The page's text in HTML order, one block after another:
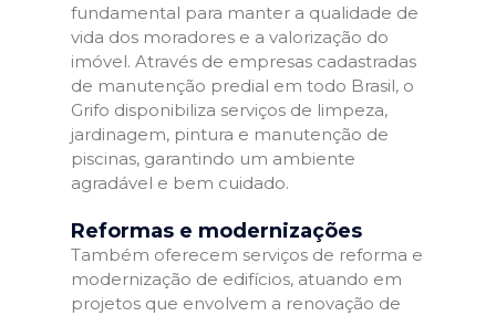
fundamental para manter a qualidade de
vida dos moradores e a valorização do
imóvel. Através de empresas cadastradas
de manutenção predial em todo Brasil, o
Grifo disponibiliza serviços de limpeza,
jardinagem, pintura e manutenção de
piscinas, garantindo um ambiente
agradável e bem cuidado.
Reformas e modernizações
Também oferecem serviços de reforma e
modernização de edifícios, atuando em
projetos que envolvem a renovação de